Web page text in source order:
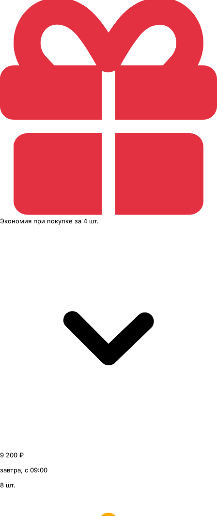
Экономия при покупке за 4 шт.
9 200 ₽
завтра, с 09:00
8 шт.